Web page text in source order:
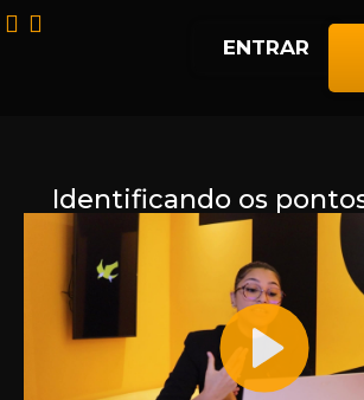
ENTRAR
Identificando os